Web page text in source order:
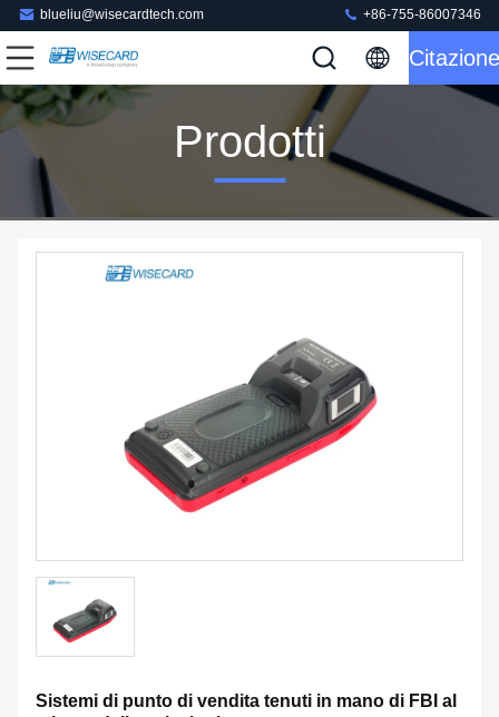
blueliu@wisecardtech.com +86-755-86007346
Citazione
Prodotti
Sistemi di punto di vendita tenuti in mano di FBI al